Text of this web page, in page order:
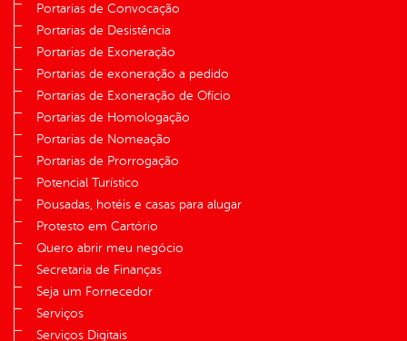
Portarias de Convocação
Portarias de Desistência
Portarias de Exoneração
Portarias de exoneração a pedido
Portarias de Exoneração de Ofício
Portarias de Homologação
Portarias de Nomeação
Portarias de Prorrogação
Potencial Turístico
Pousadas, hotéis e casas para alugar
Protesto em Cartório
Quero abrir meu negócio
Secretaria de Finanças
Seja um Fornecedor
Serviços
Serviços Digitais